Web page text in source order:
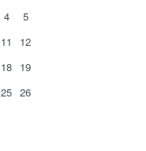
4
5
11
12
18 19
25 26